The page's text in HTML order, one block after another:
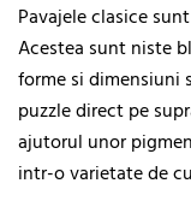
Pavajele clasice
Acestea sunt niste
forme si dimensiuni
puzzle direct pe
ajutorul unor
intr-o varietate de